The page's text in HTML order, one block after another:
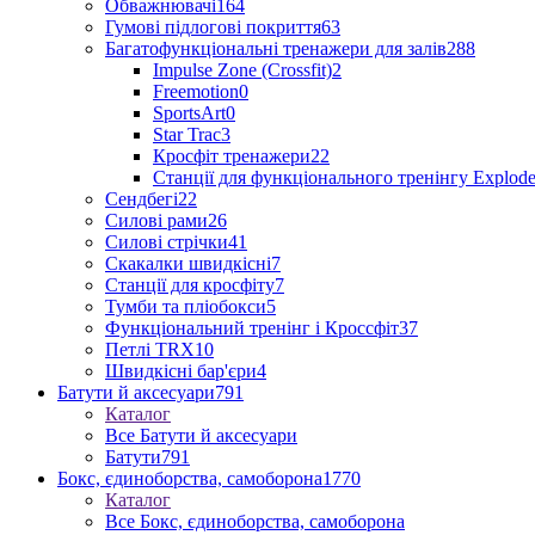
Обважнювачі164
Гумові підлогові покриття63
Багатофункціональні тренажери для залів288
Impulse Zone (Crossfit)2
Freemotion0
SportsArt0
Star Trac3
Кросфіт тренажери22
Станції для функціонального тренінгу Explode
Сендбегі22
Силові рами26
Силові стрічки41
Скакалки швидкісні7
Станції для кросфіту7
Тумби та пліобокси5
Функціональний тренінг і Кроссфіт37
Петлі TRX10
Швидкісні бар'єри4
Батути й аксесуари791
Каталог
Все Батути й аксесуари
Батути791
Бокс, єдиноборства, самоборона1770
Каталог
Все Бокс, єдиноборства, самоборона